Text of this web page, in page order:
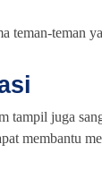
teman-teman
tampil juga
membantu